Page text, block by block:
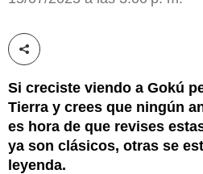
Compartir esta noticia
Si creciste viendo a Gokú
Tierra y crees que ningún
es hora de que revises
ya son clásicos, otras se
leyenda.